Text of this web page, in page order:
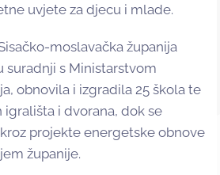
uvjete za djecu i mlade.
moslavačka županija
suradnji s Ministarstvom
obnovila i izgradila 25 škola te
igrališta i dvorana, dok se
projekte energetske obnove
županije.